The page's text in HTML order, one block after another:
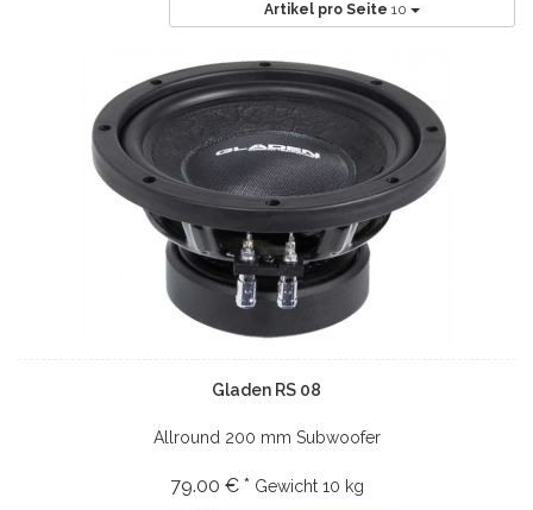
Artikel pro Seite 10
Gladen RS 08
Allround 200 mm Subwoofer
79.00 € * Gewicht 10 kg